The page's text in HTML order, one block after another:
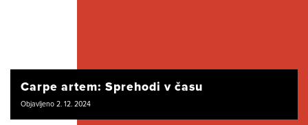
Carpe artem: Sprehodi v času
Objavljeno 2. 12. 2024